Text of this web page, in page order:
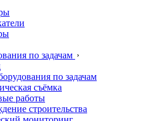
по задачам
по задачам
съёмка
работы
строительства